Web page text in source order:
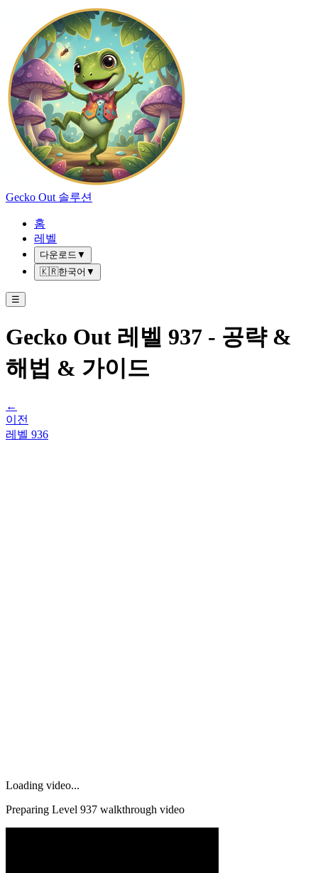
Gecko Out 솔루션
홈
레벨
다운로드 ▼
🇰🇷한국어 ▼
☰
Gecko Out 레벨 937 - 공략 &
해법 & 가이드
←
이전
레벨 936
Loading video...
Preparing Level 937 walkthrough video